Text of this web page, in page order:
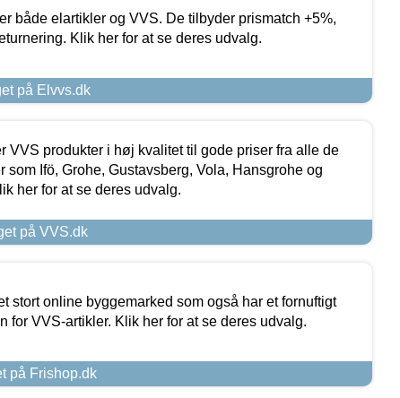
både elartikler og VVS. De tilbyder prismatch +5%,
Klik her for at se deres udvalg.
på Elvvs.dk
VVS produkter i høj kvalitet til gode priser fra alle de
som Ifö, Grohe, Gustavsberg, Vola, Hansgrohe og
her for at se deres udvalg.
på VVS.dk
stort online byggemarked som også har et fornuftigt
for VVS-artikler. Klik her for at se deres udvalg.
på Frishop.dk